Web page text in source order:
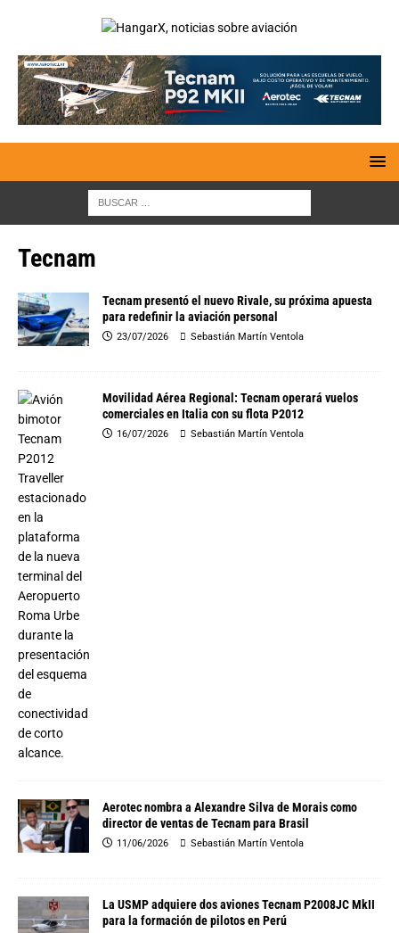
Tecnam
Tecnam presentó el nuevo Rivale, su próxima apuesta
para redefinir la aviación personal
23/07/2026 Sebastián Martín Ventola
Movilidad Aérea Regional: Tecnam operará vuelos
comerciales en Italia con su flota P2012
16/07/2026 Sebastián Martín Ventola
Aerotec nombra a Alexandre Silva de Morais como
director de ventas de Tecnam para Brasil
11/06/2026 Sebastián Martín Ventola
La USMP adquiere dos aviones Tecnam P2008JC MkII
para la formación de pilotos en Perú